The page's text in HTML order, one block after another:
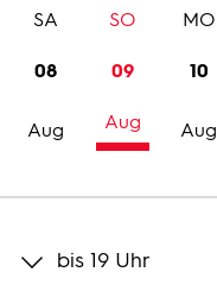
08
Aug
SA
09
Aug
SO
10
Aug
MO
bis 19 Uhr